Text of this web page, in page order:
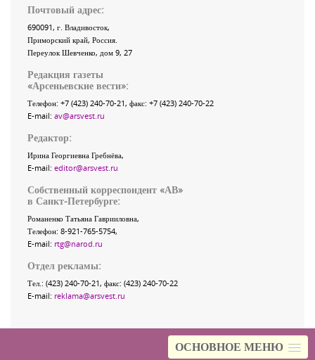
ОСНОВНОЕ МЕНЮ
Почтовый адрес:
690091, г. Владивосток,
Приморский край, Россия
Переулок Шевченко, дом 9, 27
Редакция газеты
«Арсеньевские вести»:
Телефон: +7 (423) 240-70-21, факс: +7 (423) 240-70-22
E-mail: av@arsvest.ru
Редактор:
Ирина Георгиевна Гребнёва,
E-mail: editor@arsvest.ru
Собственный корреспондент «АВ»
в Санкт-Петербурге:
Романенко Татьяна Гаврииловна,
Телефон: 8-921-765-5754,
E-mail: rtg@narod.ru
Отдел рекламы:
Тел.: (423) 240-70-21, факс: (423) 240-70-22
E-mail: reklama@arsvest.ru